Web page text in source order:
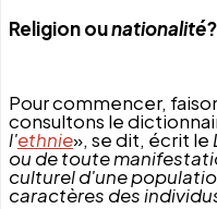
Religion ounationalité?
Pour commencer,
consultons le
l'ethnie», se dit, écrit le
ou de toute
culturel d'une
caractères des